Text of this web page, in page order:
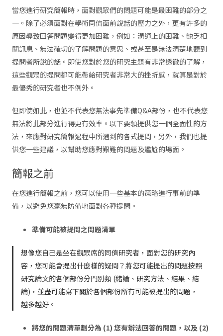
當您進行研究簡報時，面對觀眾們的問題可能是最困難的部分之
一。除了必須面對在學術同儕面前說話的壓力之外，更有許多的
原因導致回答問題變得更加困難，例如：溝通上的困難、缺乏相
關訊息、無法確切的了解問題的意思、或甚至是無法清楚地聽到
提問者所說的話。即使您對於您的研究主題有非常透徹的了解，
這些觀眾的提問都可能帶給研究者非常大的挫折感，就算是對於
最優秀的研究者也不例外。
但即使如此，也並不代表您無法事先準備Q&A部份，也不代表您
無法將此部分進行得更有效率。以下要領提供您一個全面性的方
法，來應對研究簡報過程中所遇到的各式提問，另外，我們也提
供您一些建議，以幫助您應對艱難的問題及尷尬的場面。
簡報之前
在您進行簡報之前，您可以使用一些基本的策略進行事前的準
備，以避免您毫無防備地面對各種提問。
準備可能被提問之問題清單
想像您自己是坐在觀眾席的同儕研究者，面對您的研究內
容，您可能會提出什麼樣的疑問？將您可能提出的問題按照
研究論文的各個部份分門別類 (緒論、研究方法、結果、結
論)，並盡可能寫下關於各個部份所有可能被提出的問題，
越多越好。
將您的問題清單劃分為 (1) 您有辦法回答的問題，以及 (2)